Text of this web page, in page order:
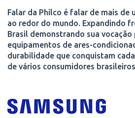
Falar da Philco é falar de mais de
ao redor do mundo. Expandindo
Brasil demonstrando sua
equipamentos de ares-
durabilidade que conquistam
de vários consumidores